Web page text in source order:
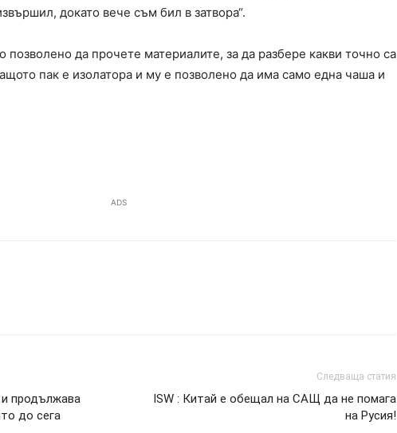
докато вече съм бил в затвора“.
да прочете материалите, за да разбере какви точно са
пак е изолатора и му е позволено да има само една чаша и
ADS
продължава
до сега
Следваща статия
ISW : Китай е обещал на САЩ да не помага
на Русия!